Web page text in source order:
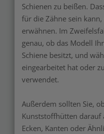
Schienen zu beißen.
für die Zähne sein
erwähnen. Im
genau, ob das Modell
Schiene besitzt, und
eingearbeitet hat oder
verwendet.
Außerdem sollten Sie,
Kunststoffhütten darauf
Ecken, Kanten oder